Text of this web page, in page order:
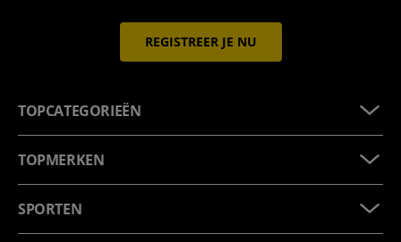
REGISTREER JE NU
TOPCATEGORIEËN
TOPMERKEN
SPORTEN